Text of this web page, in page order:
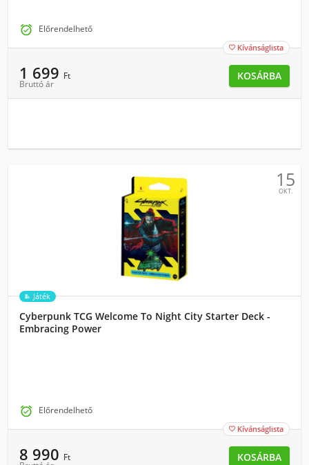
 Előrendelhető
 Kívánságlista
1 699 Ft
Bruttó ár
KOSÁRBA
15
OKT.
Játék
Cyberpunk TCG Welcome To Night City Starter Deck -
Embracing Power
 Előrendelhető
 Kívánságlista
8 990 Ft KOSÁRBA